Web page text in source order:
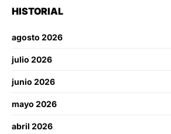
HISTORIAL
agosto 2026
julio 2026
junio 2026
mayo 2026
abril 2026